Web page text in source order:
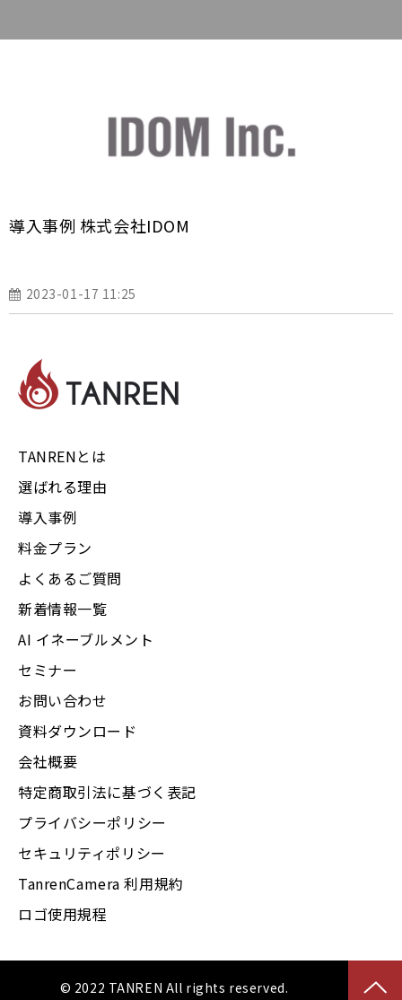
導入事例 株式会社IDOM
2023-01-17 11:25
TANRENとは
選ばれる理由
導入事例
料金プラン
よくあるご質問
新着情報一覧
AI イネーブルメント
セミナー
お問い合わせ
資料ダウンロード
会社概要
特定商取引法に基づく表記
プライバシーポリシー
セキュリティポリシー
TanrenCamera 利用規約
ロゴ使用規程
© 2022 TANREN All rights reserved.